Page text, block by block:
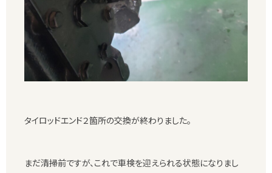
タイロッドエンド２箇所の交換が終わりました。
まだ清掃前ですが、これで車検を迎えられる状態になりまし